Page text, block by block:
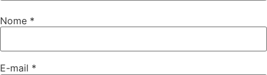
Nome *
E-mail *